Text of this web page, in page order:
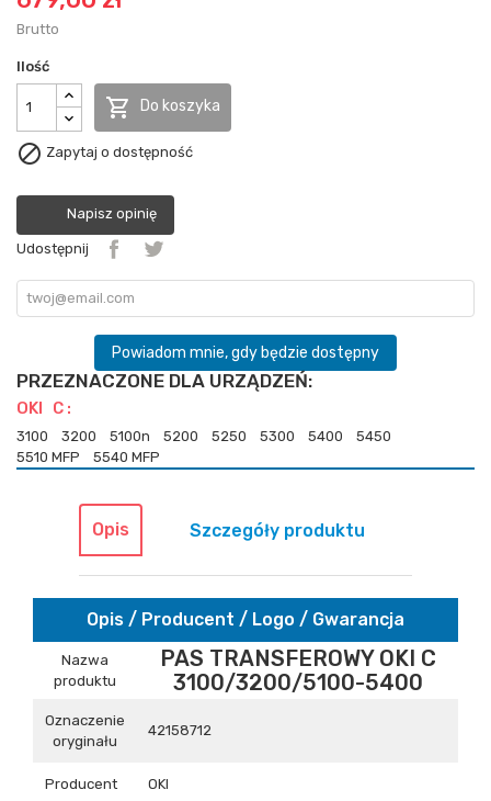
Brutto
Ilość
 Do koszyka
 Zapytaj o dostępność
Napisz opinię
Udostępnij
Powiadom mnie, gdy będzie dostępny
PRZEZNACZONE DLA URZĄDZEŃ:
OKI C :
3100 3200 5100n 5200 5250 5300 5400
5450
5510 MFP
5540 MFP
Opis Szczegóły produktu
Opis / Producent / Logo / Gwarancja
Nazwa
produktu
PAS TRANSFEROWY OKI C
3100/3200/5100-5400
Oznaczenie
oryginału
42158712
Producent OKI